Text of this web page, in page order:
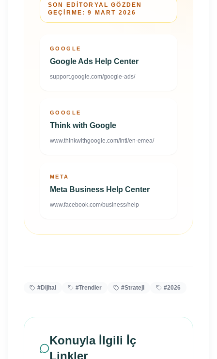
SON EDITORYAL GÖZDEN
GEÇIRME:9 MART 2026
GOOGLE
Google Ads Help Center
support.google.com/google-ads/
GOOGLE
Think with Google
www.thinkwithgoogle.com/intl/en-emea/
META
Meta Business Help Center
www.facebook.com/business/help
#Dijital #Trendler #Strateji #2026
Konuyla İlgili İç
Linkler